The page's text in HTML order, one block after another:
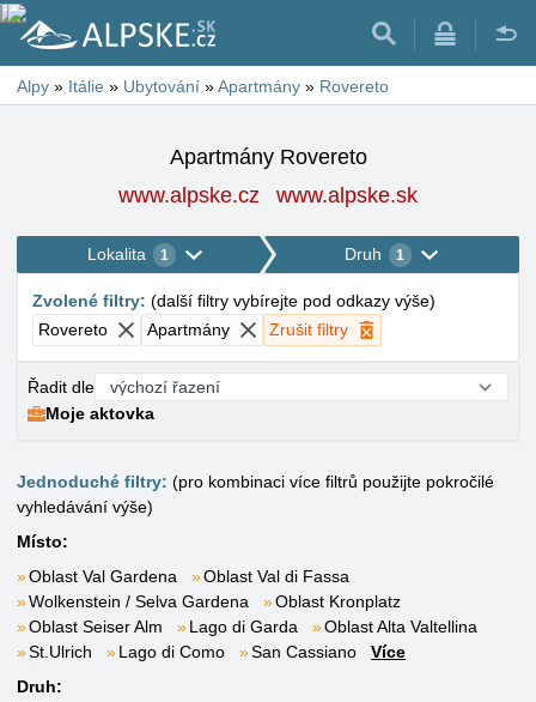
Alpy » Itálie » Ubytování »Apartmány » Rovereto
Apartmány Rovereto
www.alpske.cz
www.alpske.sk
Lokalita 1 Druh 1
Zvolené filtry: (další filtry vybírejte pod odkazy výše)
Rovereto
Apartmány Zrušit filtry
Řadit dle
Moje aktovka
Jednoduché filtry: (pro kombinaci více filtrů použijte pokročilé
vyhledávání výše)
Místo:
Oblast Val Gardena
Oblast Val di Fassa
Wolkenstein / Selva Gardena
Oblast Kronplatz
Oblast Seiser Alm
Lago di Garda
Oblast Alta Valtellina
St.Ulrich
Lago di Como San Cassiano
Více
Druh: